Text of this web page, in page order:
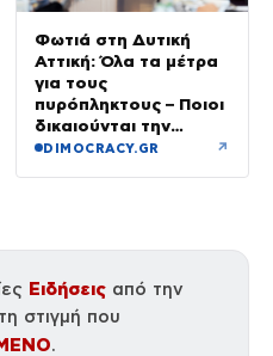
Φωτιά στη Δυτική
Αττική: Όλα τα μέτρα
για τους
πυρόπληκτους – Ποιοι
δικαιούνται την
προσωρινή οικονομική
DIMOCRACY.GR ↗
Ειδήσεις από την
στιγμή που
.